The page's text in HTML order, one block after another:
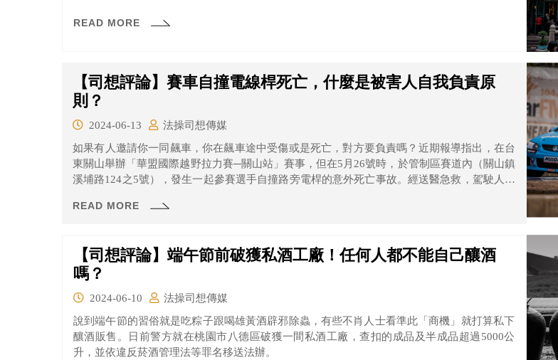
READ MORE
【司想評論】賽車自撞電線桿死亡，什麼是被害人自我負責原
則？
2024-06-13
法操司想傳媒
如果有人邀請你一同飆車，你在飆車途中受傷或是死亡，對方要負責嗎？近期報導指出，在台
東關山舉辦「華盟國際越野拉力賽─關山站」賽事，但在5月26號時，於管制區賽道內（關山鎮
溪埔路124之5號），發生一起參賽選手自撞路旁電桿的意外死亡事故。經送醫急救，駕駛人林
READ MORE
【司想評論】端午節前破獲私酒工廠！任何人都不能自己釀酒
嗎？
2024-06-10
法操司想傳媒
說到端午節的習俗就是吃粽子跟喝雄黃酒辟邪除蟲，有些不肖人士看準此「商機」就打算私下
釀酒販售。日前警方就在桃園市八德區破獲一間私酒工廠，查扣的成品及半成品超過5000公
升，並依違反菸酒管理法等罪名移送法辦。